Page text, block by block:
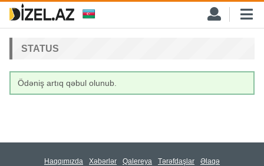
STATUS
Ödəniş artıq qəbul olunub.
Haqqımızda Xəbərlər Qalereya Tərəfdaşlar Əlaqə